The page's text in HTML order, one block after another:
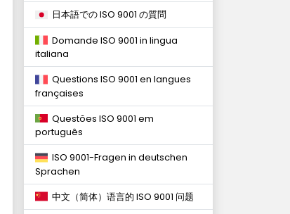
日本語での ISO 9001 の質問
Domande ISO 9001 in lingua
italiana
Questions ISO 9001 en langues
françaises
Questões ISO 9001 em
português
ISO 9001-Fragen in deutschen
Sprachen
中文（简体）语言的 ISO 9001 问题